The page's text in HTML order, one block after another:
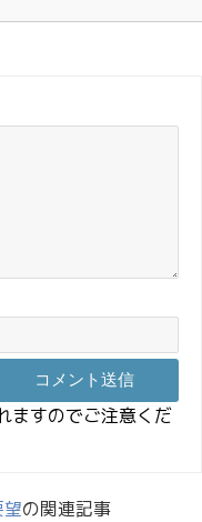
ますのでご注意くだ
の関連記事